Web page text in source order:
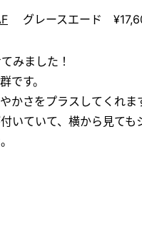
グレースエード
みました！
です。
かさをプラスしてくれ
いていて、横から見て